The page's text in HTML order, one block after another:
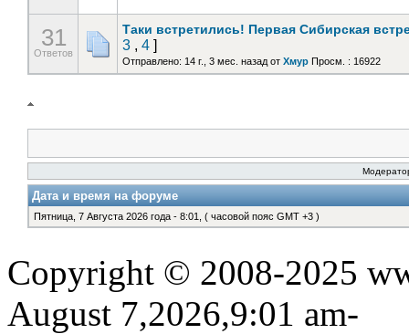
31
Ответов
Таки встретились! Первая Сибирская
3 , 4 ]
Отправлено: 14 г., 3 мес. назад от Хмур Просм. : 16922
Дата и время на форуме
Пятница, 7 Августа 2026 года - 8:01, ( часовой пояс GMT +3 )
Copyright © 2008-2025
August 7,2026,9:01 am-